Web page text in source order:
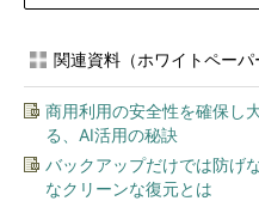
関連資料（ホワイトペーパ
商用利用の安全性を確保し
る、AI活用の秘訣
バックアップだけでは防げ
なクリーンな復元とは